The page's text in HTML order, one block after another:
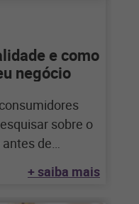
e como
negócio
sobre o
de
de
+ saiba mais